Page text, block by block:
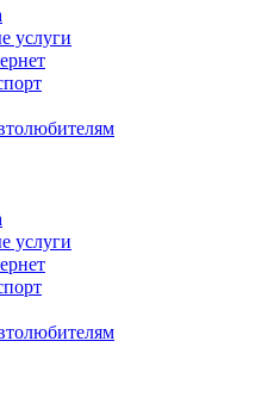
услуги
услуги